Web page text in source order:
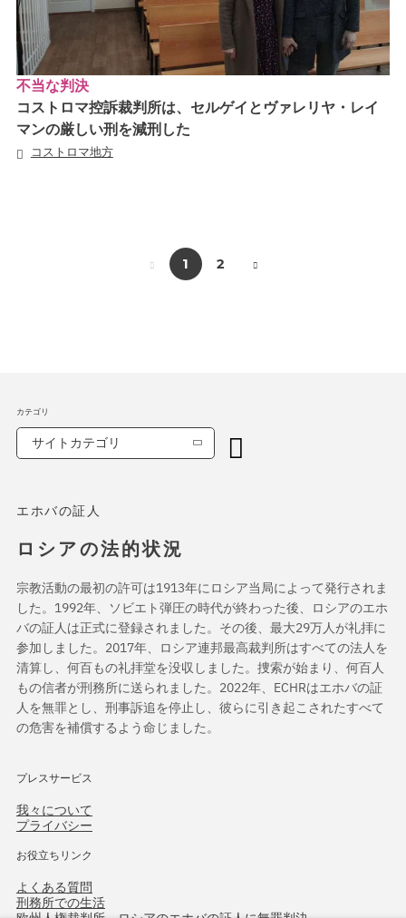
不当な判決
コストロマ控訴裁判所は、セルゲイとヴァレリヤ・レイ
マンの厳しい刑を減刑した
コストロマ地方
1 2
エホバの証人
ロシアの法的状況
宗教活動の最初の許可は1913年にロシア当局によって発行されま
した。1992年、ソビエト弾圧の時代が終わった後、ロシアのエホ
バの証人は正式に登録されました。その後、最大29万人が礼拝に
参加しました。2017年、ロシア連邦最高裁判所はすべての法人を
清算し、何百もの礼拝堂を没収しました。捜索が始まり、何百人
もの信者が刑務所に送られました。2022年、ECHRはエホバの証
人を無罪とし、刑事訴追を停止し、彼らに引き起こされたすべて
の危害を補償するよう命じました。
プレスサービス
我々について
プライバシー
お役立ちリンク
よくある質問
刑務所での生活
カテゴリ
サイトカテゴリ